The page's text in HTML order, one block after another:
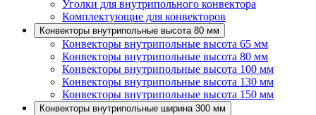
Уголки для внутрипольного конвектора
Комплектующие для конвекторов
Конвекторы внутрипольные высота 80 мм
Конвекторы внутрипольные высота 65 мм
Конвекторы внутрипольные высота 80 мм
Конвекторы внутрипольные высота 100 мм
Конвекторы внутрипольные высота 130 мм
Конвекторы внутрипольные высота 150 мм
Конвекторы внутрипольные ширина 300 мм